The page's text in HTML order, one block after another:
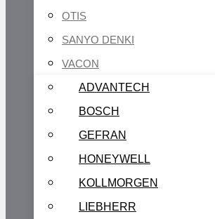
OTIS
SANYO DENKI
VACON
ADVANTECH
BOSCH
GEFRAN
HONEYWELL
KOLLMORGEN
LIEBHERR